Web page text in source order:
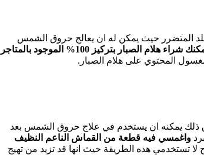
المتضرر حيث يمكن له ان يعالج حروق الشمس
يمكنك شراء هلام الصبار بتركيز 100% الموجود بالمتاجر
المحتوي على هلام الصبار.
ذلك يمكنه ان يستخدم في علاج حروق الشمس بعد
واغمسي فيه قطعة من القماش الناعم النظيف
تستخدمي هذه الطريقة حيث انها قد تزيد من تهيج